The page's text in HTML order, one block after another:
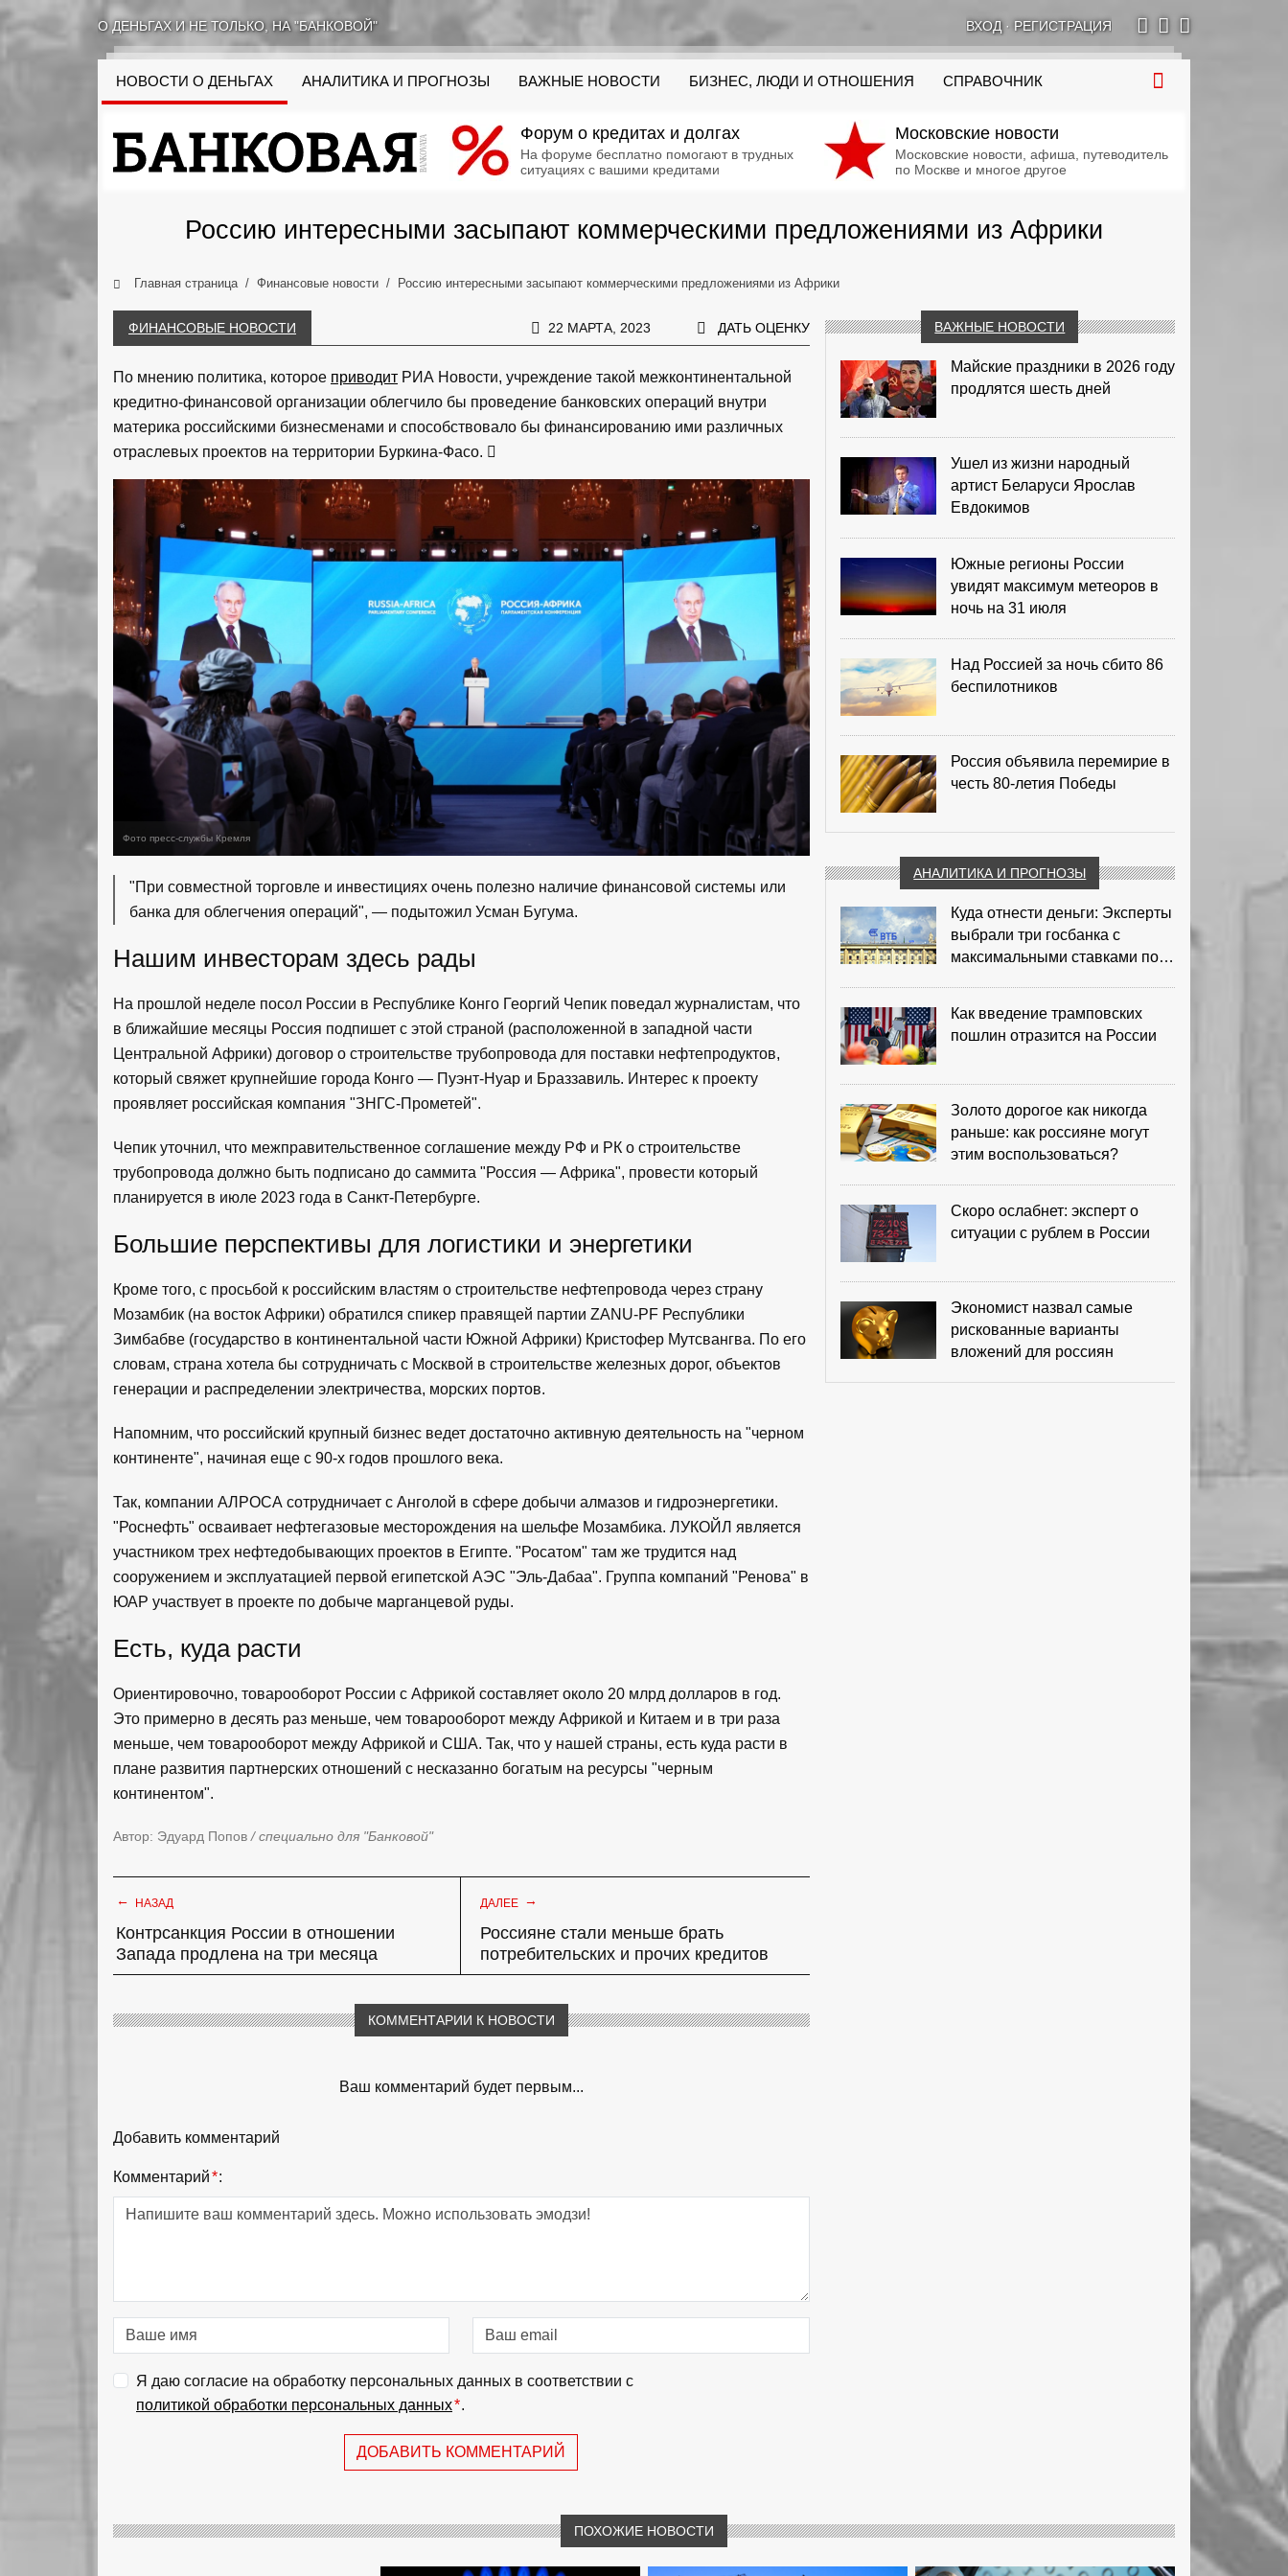
О ДЕНЬГАХ И НЕ ТОЛЬКО, НА "БАНКОВОЙ" ВХОД· РЕГИСТРАЦИЯ
НОВОСТИ О ДЕНЬГАХ АНАЛИТИКА И ПРОГНОЗЫ ВАЖНЫЕ НОВОСТИ БИЗНЕС, ЛЮДИ И ОТНОШЕНИЯ СПРАВОЧНИК
Форум о кредитах и долгах
На форуме бесплатно помогают в трудных
ситуациях с вашими кредитами
Московские новости
Московские новости, афиша, путеводитель
по Москве и многое другое
Россию интересными засыпают коммерческими предложениями из Африки
Главная страница Финансовые новости Россию интересными засыпают коммерческими предложениями из Африки
ФИНАНСОВЫЕ НОВОСТИ 22 МАРТА, 2023 ДАТЬ ОЦЕНКУ
По мнению политика, которое приводит РИА Новости, учреждение такой межконтинентальной
кредитно-финансовой организации облегчило бы проведение банковских операций внутри
материка российскими бизнесменами и способствовало бы финансированию ими различных
отраслевых проектов на территории Буркина-Фасо.
Фото пресс-службы Кремля
"При совместной торговле и инвестициях очень полезно наличие финансовой системы или
банка для облегчения операций", — подытожил Усман Бугума.
Нашим инвесторам здесь рады
На прошлой неделе посол России в Республике Конго Георгий Чепик поведал журналистам, что
в ближайшие месяцы Россия подпишет с этой страной (расположенной в западной части
Центральной Африки) договор о строительстве трубопровода для поставки нефтепродуктов,
который свяжет крупнейшие города Конго — Пуэнт-Нуар и Браззавиль. Интерес к проекту
проявляет российская компания "ЗНГС-Прометей".
Чепик уточнил, что межправительственное соглашение между РФ и РК о строительстве
трубопровода должно быть подписано до саммита "Россия — Африка", провести который
планируется в июле 2023 года в Санкт-Петербурге.
Большие перспективы для логистики и энергетики
Кроме того, с просьбой к российским властям о строительстве нефтепровода через страну
Мозамбик (на восток Африки) обратился спикер правящей партии ZANU-PF Республики
Зимбабве (государство в континентальной части Южной Африки) Кристофер Мутсвангва. По его
словам, страна хотела бы сотрудничать с Москвой в строительстве железных дорог, объектов
генерации и распределении электричества, морских портов.
Напомним, что российский крупный бизнес ведет достаточно активную деятельность на "черном
континенте", начиная еще с 90-х годов прошлого века.
Так, компании АЛРОСА сотрудничает с Анголой в сфере добычи алмазов и гидроэнергетики.
"Роснефть" осваивает нефтегазовые месторождения на шельфе Мозамбика. ЛУКОЙЛ является
участником трех нефтедобывающих проектов в Египте. "Росатом" там же трудится над
сооружением и эксплуатацией первой египетской АЭС "Эль-Дабаа". Группа компаний "Ренова" в
ЮАР участвует в проекте по добыче марганцевой руды.
Есть, куда расти
Ориентировочно, товарооборот России с Африкой составляет около 20 млрд долларов в год.
Это примерно в десять раз меньше, чем товарооборот между Африкой и Китаем и в три раза
меньше, чем товарооборот между Африкой и США. Так, что у нашей страны, есть куда расти в
плане развития партнерских отношений с несказанно богатым на ресурсы "черным
континентом".
Автор: Эдуард Попов/ специально для "Банковой"
← НАЗАД
Контрсанкция России в отношении
Запада продлена на три месяца
ДАЛЕЕ →
Россияне стали меньше брать
потребительских и прочих кредитов
КОММЕНТАРИИ К НОВОСТИ
Ваш комментарий будет первым...
Добавить комментарий
Комментарий*:
Я даю согласие на обработку персональных данных в соответствии с
политикой обработки персональных данных*.
ДОБАВИТЬ КОММЕНТАРИЙ
ВАЖНЫЕ НОВОСТИ
Майские праздники в 2026 году
продлятся шесть дней
Ушел из жизни народный
артист Беларуси Ярослав
Евдокимов
Южные регионы России
увидят максимум метеоров в
ночь на 31 июля
Над Россией за ночь сбито 86
беспилотников
Россия объявила перемирие в
честь 80-летия Победы
АНАЛИТИКА И ПРОГНОЗЫ
Куда отнести деньги: Эксперты
выбрали три госбанка с
максимальными ставками по
Как введение трамповских
пошлин отразится на России
Золото дорогое как никогда
раньше: как россияне могут
этим воспользоваться?
Скоро ослабнет: эксперт о
ситуации с рублем в России
Экономист назвал самые
рискованные варианты
вложений для россиян
ПОХОЖИЕ НОВОСТИ
отношении Запада